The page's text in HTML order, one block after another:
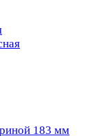
183 мм